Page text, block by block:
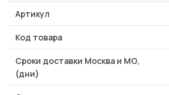
Артикул
Код товара
Сроки доставки Москва и МО,
(дни)